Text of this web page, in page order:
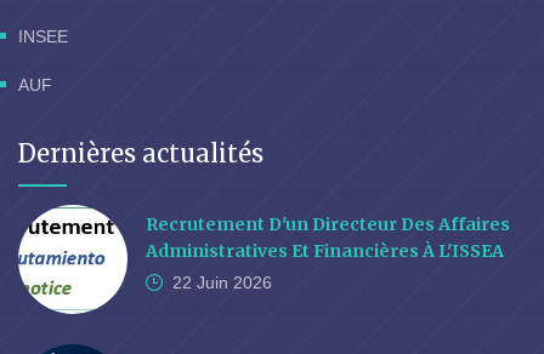
INSEE
AUF
Dernières actualités
Recrutement D'un Directeur Des Affaires
Administratives Et Financières À L'ISSEA
22 Juin 2026